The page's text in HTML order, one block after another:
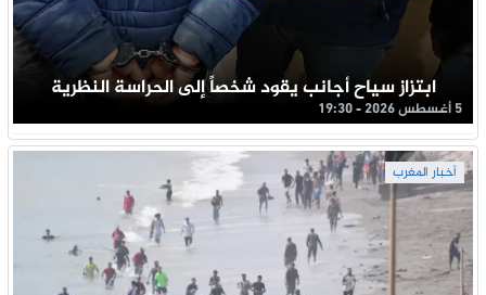
ابتزاز سياح أجانب يقود شخصاً إلى الحراسة النظرية
5 أغسطس 2026 - 19:30
أخبار المغرب